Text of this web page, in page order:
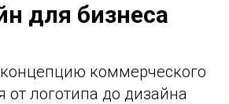
для бизнеса
коммерческого
логотипа до дизайна